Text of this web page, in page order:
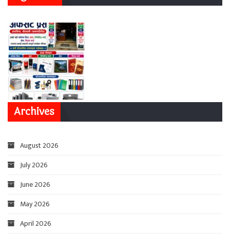
Archives
August 2026
July 2026
June 2026
May 2026
April 2026